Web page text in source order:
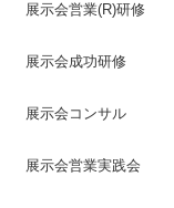
展示会営業(R)研修
展示会成功研修
展示会コンサル
展示会営業実践会